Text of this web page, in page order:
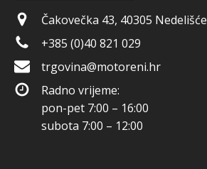
Čakovečka 43, 40305 Nedelišće
+385 (0)40 821 029
trgovina@motoreni.hr
Radno vrijeme:
pon-pet 7:00 – 16:00
subota 7:00 – 12:00